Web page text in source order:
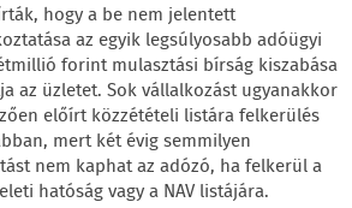
hogy a be nem jelentett
az egyik legsúlyosabb adóügyi
forint mulasztási bírság kiszabása
az üzletet. Sok vállalkozást ugyanakkor
előírt közzétételi listára felkerülés
mert két évig semmilyen
nem kaphat az adózó, ha felkerül a
hatóság vagy a NAV listájára.